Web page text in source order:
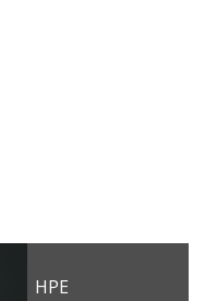
HPE